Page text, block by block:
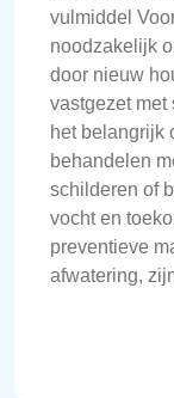
vulmiddel
noodzakelijk
door nieuw
vastgezet met
het belangrijk
behandelen
schilderen of
vocht en
preventieve
afwatering,